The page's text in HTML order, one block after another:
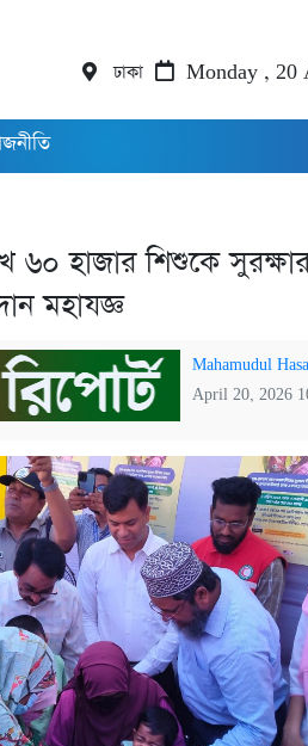
ঢাকা Monday , 20
হাজার শিশুকে
মহাযজ্ঞ
Mahamudul
April 20, 2026